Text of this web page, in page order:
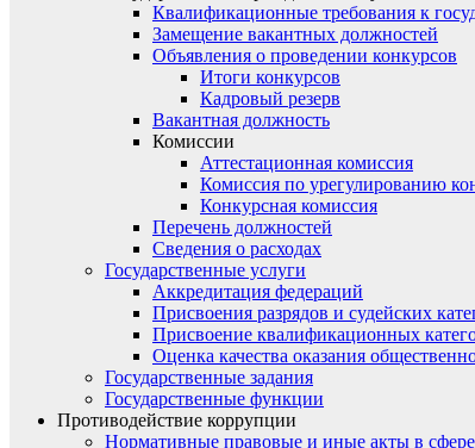
Квалификационные требования к
Замещение вакантных должностей
Объявления о проведении конкурсов
Итоги конкурсов
Кадровый резерв
Вакантная должность
Комиссии
Аттестационная комиссия
Комиссия по урегулированию
Конкурсная комиссия
Перечень должностей
Сведения о расходах
Государственные услуги
Аккредитация федераций
Присвоения разрядов и судейских
Присвоение квалификационных
Оценка качества оказания
Государственные задания
Государственные функции
Противодействие коррупции
Нормативные правовые и иные акты в